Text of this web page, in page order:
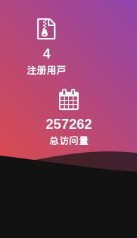
4
注册用户
257262
总访问量